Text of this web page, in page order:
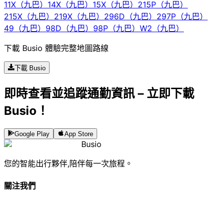
11X（九巴） 14X（九巴） 15X（九巴） 215P（九巴）
215X（九巴） 219X（九巴） 296D（九巴） 297P（九巴）
49（九巴） 98D（九巴） 98P（九巴） W2（九巴）
下載 Busio 體驗完整地圖路線
下載 Busio
即時查看並追蹤通勤資訊 – 立即下載
Busio！
Google Play App Store
Busio
您的智能出行夥伴,陪伴每一次旅程。
關注我們